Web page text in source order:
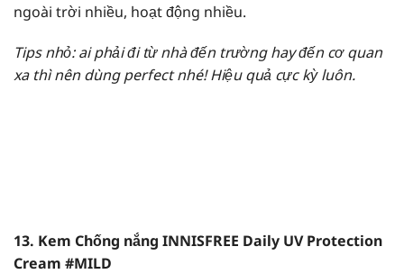
ngoài trời nhiều, hoạt động nhiều.
Tips nhỏ: ai phải đi từ nhà đến trường hay đến cơ quan
xa thì nên dùng perfect nhé! Hiệu quả cực kỳ luôn.
13. Kem Chống nắng INNISFREE Daily UV Protection
Cream #MILD